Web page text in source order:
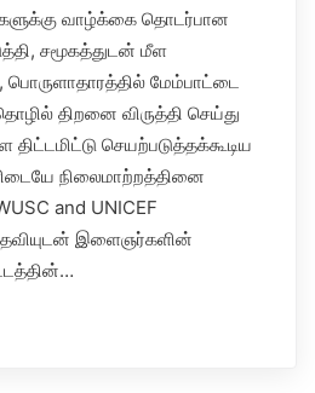
வாழ்க்கை தொடர்பான
சமூகத்துடன் மீள
மேம்பாட்டை
திறனை விருத்தி செய்து
செயற்படுத்தக்கூடிய
நிலைமாற்றத்தினை
and UNICEF
இளைஞர்களின்